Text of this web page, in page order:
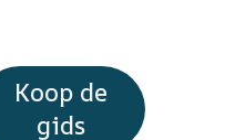
Koop de
gids